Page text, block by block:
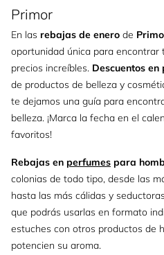
Primor
En las rebajas de enero de
oportunidad única para
precios increíbles. Descuentos
de productos de belleza y
te dejamos una guía para
belleza. ¡Marca la fecha en el
favoritos!
Rebajas en perfumes para
colonias de todo tipo, desde las
hasta las más cálidas y
que podrás usarlas en formato
estuches con otros productos de
potencien su aroma.